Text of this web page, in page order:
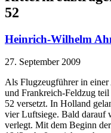
52
Heinrich-Wilhelm
27. September 2009
Als Flugzeugführer in
und Frankreich-Feldzug
52 versetzt. In Holland
vier Luftsiege. Bald darauf
verlegt. Mit dem Beginn